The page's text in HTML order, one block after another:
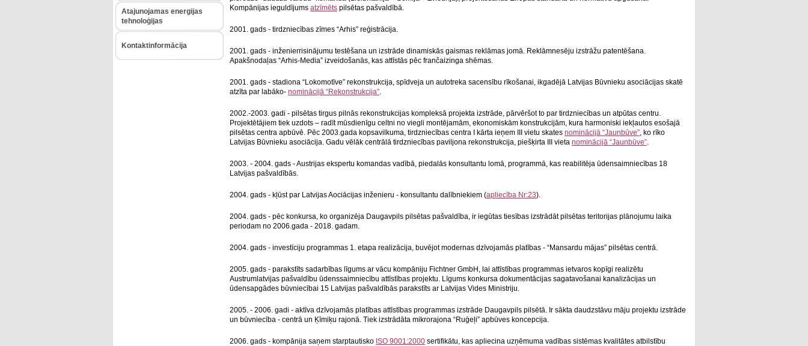
Atajunojamas energijas
tehnoloģijas
Kontaktinformācija
Kompānijas ieguldījums atzīmēts pilsētas pašvaldībā.
2001. gads - tirdzniecības zīmes “Arhis” reģistrācija.
2001. gads - inženierrisinājumu testēšana un izstrāde dinamiskās gaismas reklāmas jomā. Reklāmnesēju izstrāžu patentēšana.
Apakšnodaļas “Arhis-Media” izveidošanās, kas attīstās pēc frančaizinga shēmas.
2001. gads - stadiona “Lokomotīve” rekonstrukcija, spīdveja un autotreka sacensību rīkošanai, ikgadējā Latvijas Būvnieku asociācijas skatē
atzīta par labāko- nominācijā “Rekonstrukcija”.
2002.-2003. gadi - pilsētas tirgus pilnās rekonstrukcijas kompleksā projekta izstrāde, pārvēršot to par tirdzniecības un atpūtas centru.
Projektētājiem tiek uzdots – radīt mūsdienīgu celtni no viegli montējamām, ekonomiskām konstrukcijām, kura harmoniski iekļautos esošajā
pilsētas centra apbūvē. Pēc 2003.gada kopsavilkuma, tirdzniecības centra I kārta ieņem III vietu skates nominācijā “Jaunbūve”, ko rīko
Latvijas Būvnieku asociācija. Gadu vēlāk centrālā tirdzniecības paviljona rekonstrukcija, piešķirta III vieta nominācijā “Jaunbūve”.
2003. - 2004. gads - Austrijas ekspertu komandas vadībā, piedalās konsultantu lomā, programmā, kas reabilitēja ūdensaimniecības 18
Latvijas pašvaldībās.
2004. gads - kļūst par Latvijas Aociācijas inženieru - konsultantu dalībniekiem (apliecība Nr:23).
2004. gads - pēc konkursa, ko organizēja Daugavpils pilsētas pašvaldība, ir iegūtas tiesības izstrādāt pilsētas teritorijas plānojumu laika
periodam no 2006.gada - 2018. gadam.
2004. gads - investīciju programmas 1. etapa realizācija, buvējot modernas dzīvojamās platības - “Mansardu mājas” pilsētas centrā.
2005. gads - parakstīts sadarbības līgums ar vācu kompāniju Fichtner GmbH, lai attīstības programmas ietvaros kopīgi realizētu
Austrumlatvijas pašvaldību ūdenssaimniecību attīstības projektu. Līgums konkursa dokumentācijas sagatavošanai kanalizācijas un
ūdensapgādes būvniecībai 15 Latvijas pašvaldībās parakstīts ar Latvijas Vides Ministriju.
2005. - 2006. gadi - aktīva dzīvojamās platības attīstības programmas izstrāde Daugavpils pilsētā. Ir sākta daudzstāvu māju projektu izstrāde
un būvniecība - centrā un Ķīmiķu rajonā. Tiek izstrādāta mikrorajona “Ruģeļi” apbūves koncepcija.
2006. gads - kompānija saņem starptautisko ISO 9001:2000 sertifikātu, kas apliecina uzņēmuma vadības sistēmas kvalitātes atbilstību